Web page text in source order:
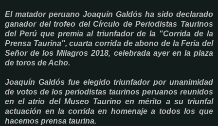
El matador peruano Joaquín Galdós ha sido declarado
ganador del trofeo del Círculo de Periodistas Taurinos
del Perú que premia al triunfador de la "Corrida de la
Prensa Taurina", cuarta corrida de abono de la Feria del
Señor de los Milagros 2018, celebrada ayer en la plaza
de toros de Acho.
Joaquín Galdós fue elegido triunfador por unanimidad
de votos de los periodistas taurinos peruanos reunidos
en el atrio del Museo Taurino en mérito a su triunfal
actuación en la corrida en homenaje a todos los que
hacemos prensa taurina.